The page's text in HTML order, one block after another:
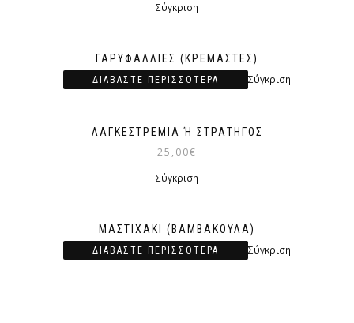
Σύγκριση
ΓΑΡΥΦΑΛΛΙΈΣ (ΚΡΕΜΑΣΤΈΣ)
ΔΙΑΒΆΣΤΕ ΠΕΡΙΣΣΌΤΕΡΑ Σύγκριση
ΛΑΓΚΕΣΤΡΈΜΙΑ Ή ΣΤΡΑΤΗΓΌΣ
25,00€
Σύγκριση
ΜΑΣΤΙΧΆΚΙ (ΒΑΜΒΑΚΟΎΛΑ)
ΔΙΑΒΆΣΤΕ ΠΕΡΙΣΣΌΤΕΡΑ Σύγκριση